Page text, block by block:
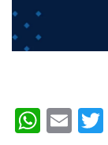
W
E